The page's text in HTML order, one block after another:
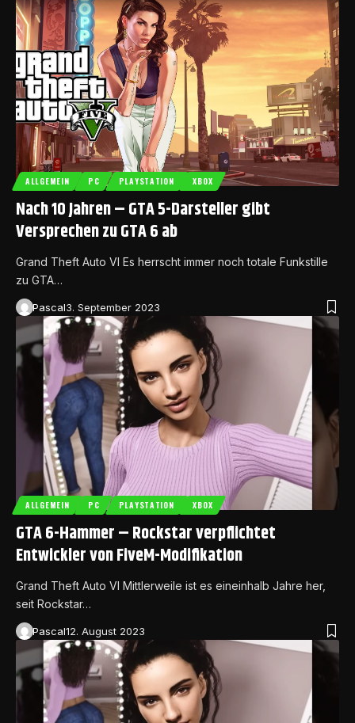
ALLGEMEIN PC PLAYSTATION XBOX
Nach 10 Jahren – GTA 5-Darsteller gibt
Versprechen zu GTA 6 ab
Grand Theft Auto VI Es herrscht immer noch totale Funkstille
zu GTA…
Pascal3. September 2023
ALLGEMEIN PC PLAYSTATION XBOX
GTA 6-Hammer – Rockstar verpflichtet
Entwickler von FiveM-Modifikation
Grand Theft Auto VI Mittlerweile ist es eineinhalb Jahre her,
seit Rockstar…
Pascal12. August 2023